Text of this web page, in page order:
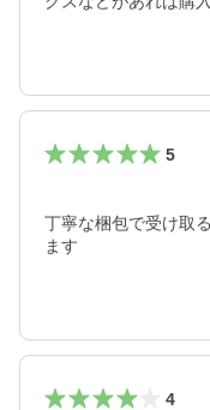
5
丁寧な梱包で受け取
ます
4